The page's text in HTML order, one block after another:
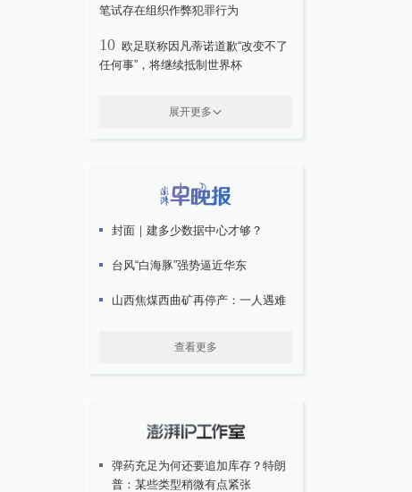
笔试存在组织作弊犯罪行为
10 欧足联称因凡蒂诺道歉“改变不了
任何事”，将继续抵制世界杯
展开更多
封面｜建多少数据中心才够？
台风“白海豚”强势逼近华东
山西焦煤西曲矿再停产：一人遇难
查看更多
弹药充足为何还要追加库存？特朗
普：某些类型稍微有点紧张